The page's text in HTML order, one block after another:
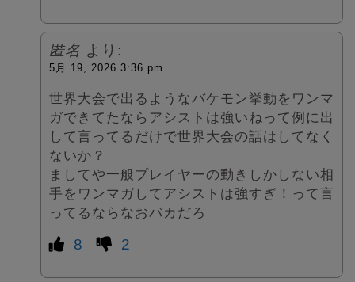
匿名 より:
5月 19, 2026 3:36 pm
世界大会で出るようなバケモン挙動をワンマ
ガできてたならアシストは強いねって例に出
して言ってるだけで世界大会の話はしてなく
ないか？
ましてや一般プレイヤーの動きしかしない相
手をワンマガしてアシストは強すぎ！って言
ってるならなおバカだろ
8 2